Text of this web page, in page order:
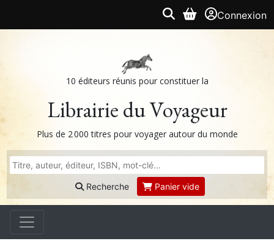
Connexion
10 éditeurs réunis pour constituer la
Librairie du Voyageur
Plus de 2 000 titres pour voyager autour du monde
Recherche Panier vide